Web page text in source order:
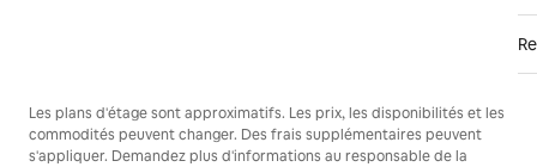
Les plans d'étage sont approximatifs. Les prix, les disponibilités et les
commodités peuvent changer. Des frais supplémentaires peuvent
s'appliquer. Demandez plus d'informations au responsable de la